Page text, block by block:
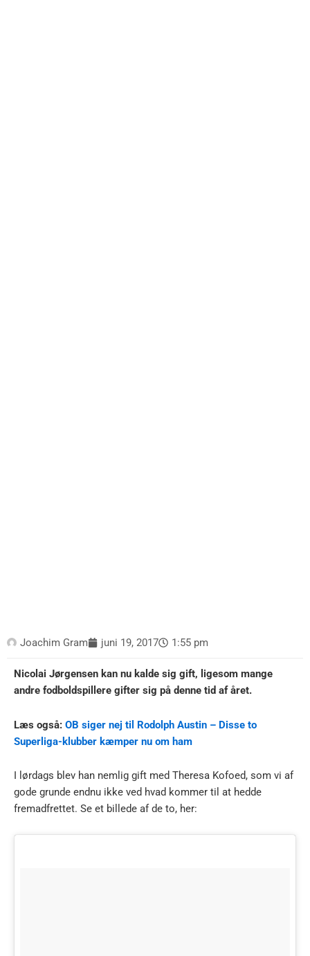
Joachim Gram juni 19, 2017 1:55 pm
Nicolai Jørgensen kan nu kalde sig gift, ligesom mange
andre fodboldspillere gifter sig på denne tid af året.
Læs også: OB siger nej til Rodolph Austin – Disse to
Superliga-klubber kæmper nu om ham
I lørdags blev han nemlig gift med Theresa Kofoed, som vi af
gode grunde endnu ikke ved hvad kommer til at hedde
fremadfrettet. Se et billede af de to, her: